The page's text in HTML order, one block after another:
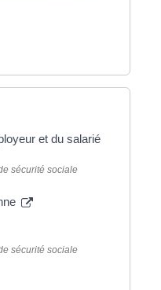
et du salarié
sécurité sociale
sécurité sociale